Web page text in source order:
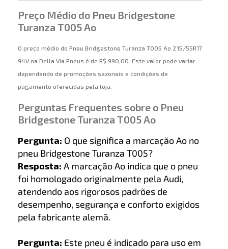
Preço Médio do Pneu Bridgestone
Turanza T005 Ao
O preço médio do Pneu Bridgestone Turanza T005 Ao 215/55R17
94V na Della Via Pneus é de R$ 990,00. Este valor pode variar
dependendo de promoções sazonais e condições de
pagamento oferecidas pela loja.
Perguntas Frequentes sobre o Pneu
Bridgestone Turanza T005 Ao
Pergunta: O que significa a marcação Ao no
pneu Bridgestone Turanza T005?
Resposta: A marcação Ao indica que o pneu
foi homologado originalmente pela Audi,
atendendo aos rigorosos padrões de
desempenho, segurança e conforto exigidos
pela fabricante alemã.
Pergunta: Este pneu é indicado para uso em